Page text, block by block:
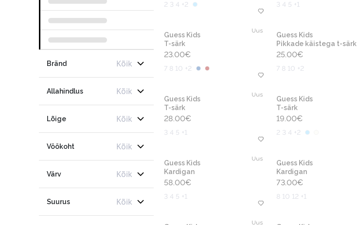
Bränd Kõik
Allahindlus Kõik
Lõige Kõik
Vöökoht Kõik
Värv Kõik
Suurus Kõik
2 3 4 +2 3 4 5 +1
Uus
Guess Kids
T-särk
23.00€
7 8 10 +2
Guess Kids
Pikkade käistega t-särk
25.00€
7 8 10 +2
Uus
Guess Kids
T-särk
28.00€
3 4 5 +1
Guess Kids
T-särk
19.00€
2 3 4 +2
Uus
Guess Kids
Kardigan
58.00€
3 4 5 +1
Guess Kids
Kardigan
73.00€
8 10 12 +1
Uus